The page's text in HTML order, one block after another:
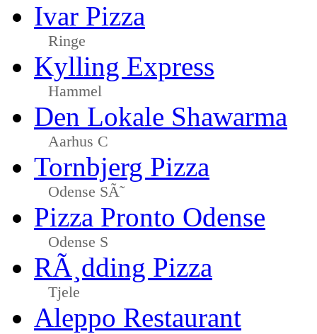
Ivar Pizza
Ringe
Kylling Express
Hammel
Den Lokale Shawarma
Aarhus C
Tornbjerg Pizza
Odense SÃ˜
Pizza Pronto Odense
Odense S
RÃ¸dding Pizza
Tjele
Aleppo Restaurant